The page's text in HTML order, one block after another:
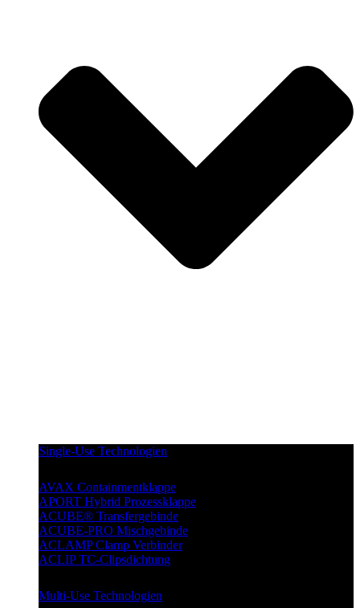
Single-Use Technologien
AVAX Containmentklappe
APORT Hybrid Prozessklappe
ACUBE® Transfergebinde
ACUBE-PRO Mischgebinde
ACLAMP Clamp Verbinder
ACLIP TC-Clipsdichtung
Multi-Use Technologien